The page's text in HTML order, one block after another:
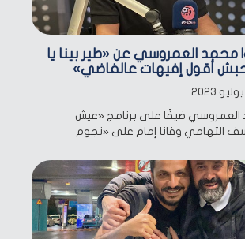
العمروسي عن «طير بينا يا
أقول إفيهات عالفاضي»
العمروسي ضيفًا على برنامج «عيش
التهامي وفانا إمام على «نجوم